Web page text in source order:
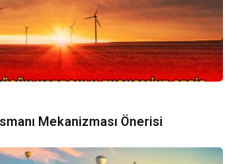
Mekanizması Önerisi